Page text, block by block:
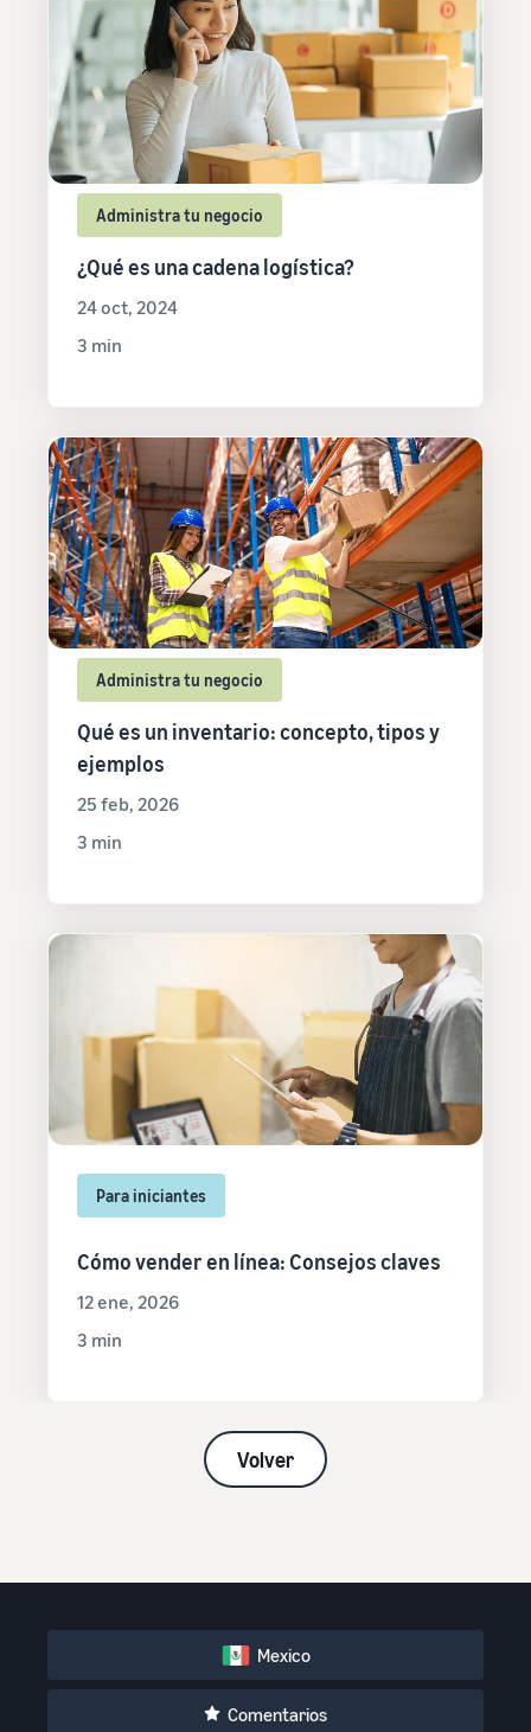
Administra tu negocio
¿Qué es una cadena logística?
24 oct, 2024
3 min
Administra tu negocio
Qué es un inventario: concepto, tipos y
ejemplos
25 feb, 2026
3 min
Para iniciantes
Cómo vender en línea: Consejos claves
12 ene, 2026
3 min
Volver
Mexico
Comentarios